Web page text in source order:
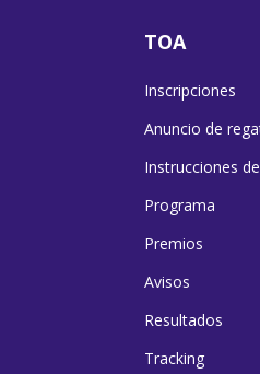
TOA
Inscripciones
Anuncio de
Instrucciones
Programa
Premios
Avisos
Resultados
Tracking